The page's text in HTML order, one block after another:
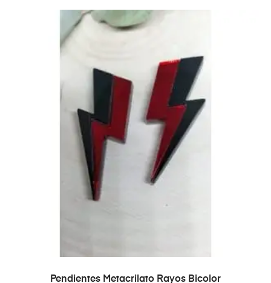
AÑADIR AL CARRITO
Pendientes Metacrilato Rayos Bicolor